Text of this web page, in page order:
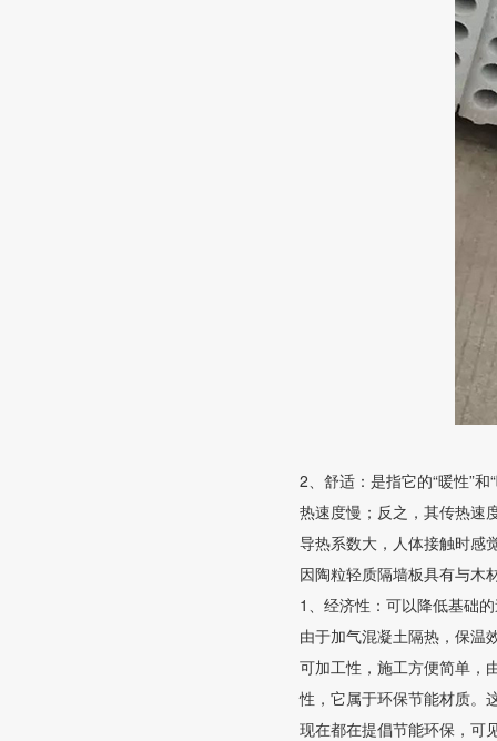
2、舒适：是指它的“暖性”
热速度慢；反之，其传热速
导热系数大，人体接触时感
因陶粒轻质隔墙板具有与木
1、经济性：可以降低基础
由于加气混凝土隔热，保温
可加工性，施工方便简单，
性，它属于环保节能材质。
现在都在提倡节能环保，可